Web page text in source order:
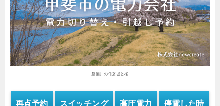
釜無川の信玄堤と桜
再点予約 スイッチング 高圧電力 停電した時